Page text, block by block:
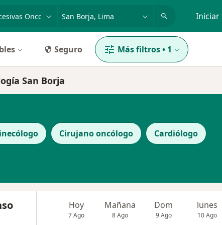
Iniciar
Seguro Más filtros• 1
San Borja
Cirujano oncólogo Cardiólogo
Hoy
7 Ago
Mañana
8 Ago
Dom
9 Ago
lunes
10 Ago